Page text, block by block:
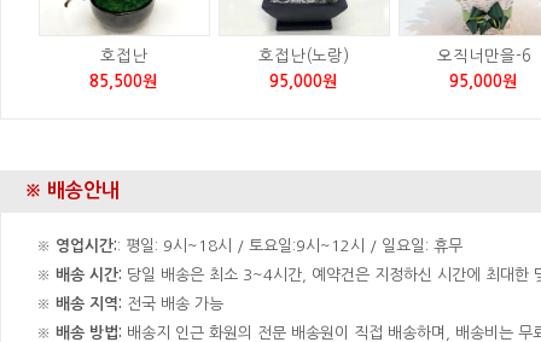
호접난
85,500원
호접난(노랑)
95,000원
오직너만을-6
95,000원
※ 배송안내
※ 영업시간:: 평일: 9시~18시 / 토요일:9시~12시 / 일요일: 휴무
※배송 시간: 당일 배송은 최소 3~4시간, 예약건은 지정하신 시간에 최대
※배송 지역: 전국 배송 가능
※배송 방법: 배송지 인근 화원의 전문 배송원이 직접 배송하며, 배송비는